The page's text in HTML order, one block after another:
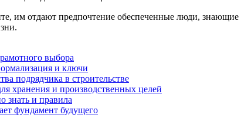
им отдают предпочтение обеспеченные люди,
выбора
и ключи
подрядчика в строительстве
хранения и производственных целей
знать и правила
фундамент будущего